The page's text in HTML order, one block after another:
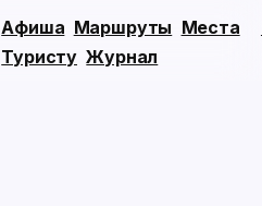
Афиша Маршруты Места
Туристу Журнал